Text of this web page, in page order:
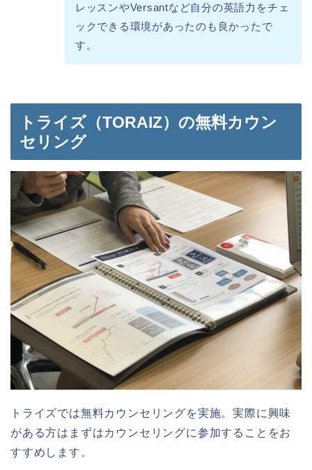
レッスンやVersantなど自分の英語力をチェ
ックできる環境があったのも良かったで
す。
トライズ（TORAIZ）の無料カウン
セリング
トライズでは無料カウンセリングを実施。実際に興味
がある方はまずはカウンセリングに参加することをお
すすめします。